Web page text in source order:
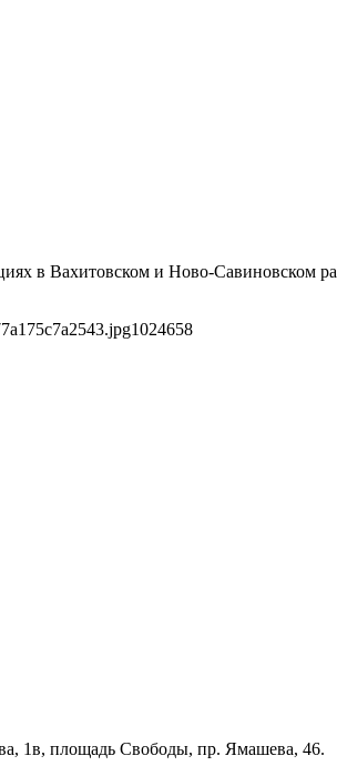
в Вахитовском и Ново-Савиновском
1024658
1в, площадь Свободы, пр. Ямашева, 46.